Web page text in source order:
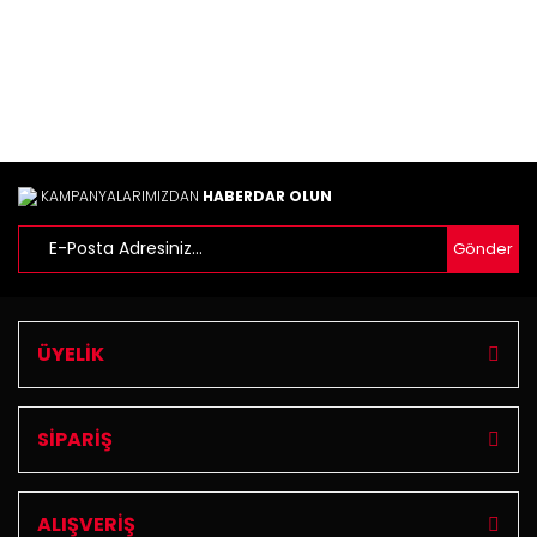
KAMPANYALARIMIZDAN HABERDAR OLUN
Gönder
ÜYELİK
SİPARİŞ
ALIŞVERİŞ